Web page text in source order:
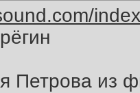
Петрова из